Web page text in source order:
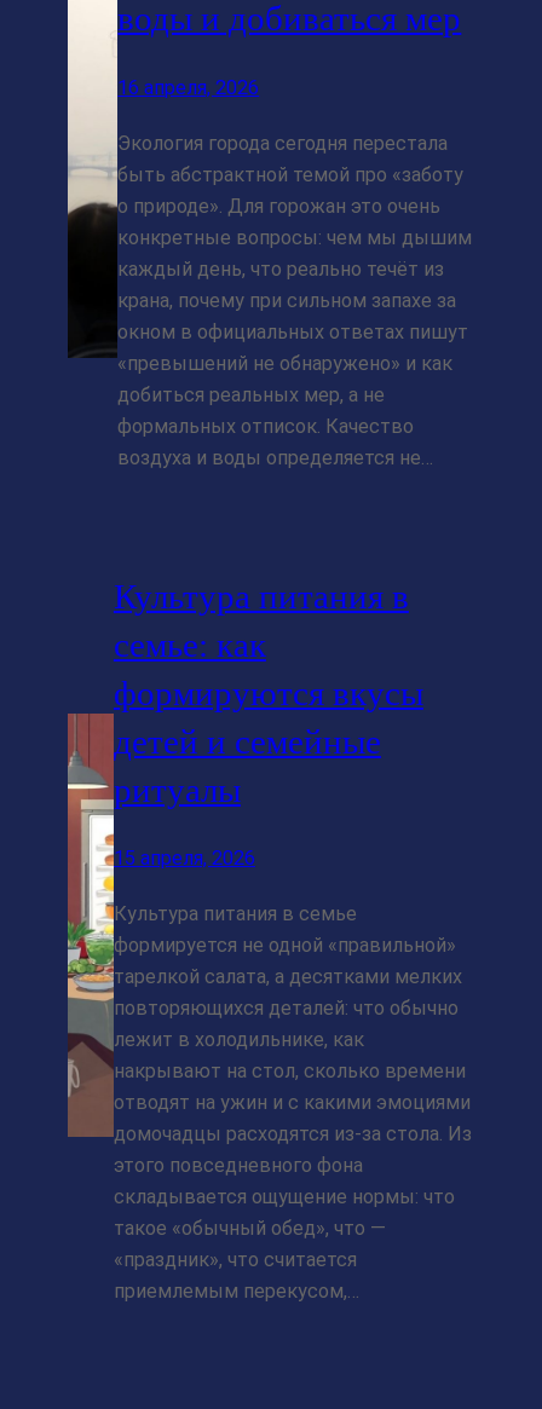
воды и добиваться мер
16 апреля, 2026
Экология города сегодня перестала
быть абстрактной темой про «заботу
о природе». Для горожан это очень
конкретные вопросы: чем мы дышим
каждый день, что реально течёт из
крана, почему при сильном запахе за
окном в официальных ответах пишут
«превышений не обнаружено» и как
добиться реальных мер, а не
формальных отписок. Качество
воздуха и воды определяется не…
Культура питания в
семье: как
формируются вкусы
детей и семейные
ритуалы
15 апреля, 2026
Культура питания в семье
формируется не одной «правильной»
тарелкой салата, а десятками мелких
повторяющихся деталей: что обычно
лежит в холодильнике, как
накрывают на стол, сколько времени
отводят на ужин и с какими эмоциями
домочадцы расходятся из-за стола. Из
этого повседневного фона
складывается ощущение нормы: что
такое «обычный обед», что —
«праздник», что считается
приемлемым перекусом,…